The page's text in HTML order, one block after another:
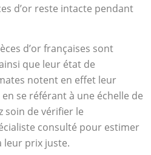
d’or reste intacte pendant
d’or françaises sont
que leur état de
notent en effet leur
se référant à une échelle de
soin de vérifier le
consulté pour estimer
leur prix juste.